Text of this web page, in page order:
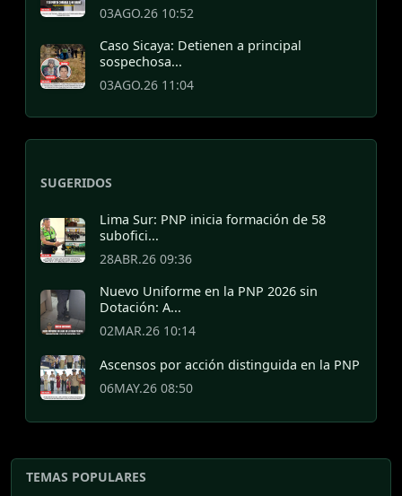
03AGO.26 10:52
Caso Sicaya: Detienen a principal
sospechosa...
03AGO.26 11:04
SUGERIDOS
Lima Sur: PNP inicia formación de 58
subofici...
28ABR.26 09:36
Nuevo Uniforme en la PNP 2026 sin
Dotación: A...
02MAR.26 10:14
Ascensos por acción distinguida en la PNP
06MAY.26 08:50
TEMAS POPULARES